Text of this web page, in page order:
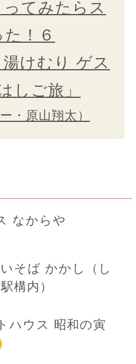
てみたらス
！６
けむり ゲス
しご旅」
・原山翔太）
なからや
そば かかし（し
構内）
ハウス 昭和の寅